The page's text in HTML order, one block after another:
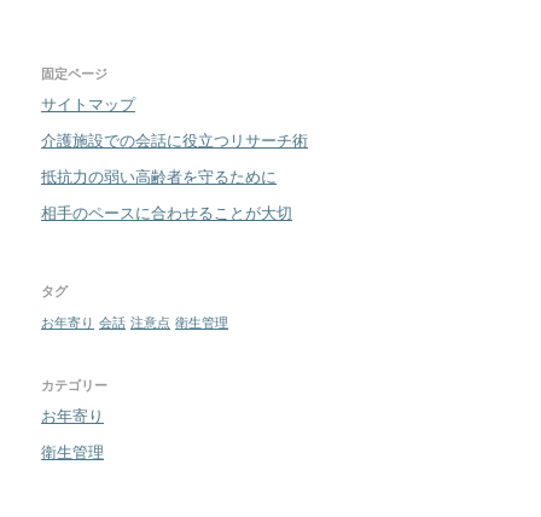
固定ページ
サイトマップ
介護施設での会話に役立つリサーチ術
抵抗力の弱い高齢者を守るために
相手のペースに合わせることが大切
タグ
お年寄り 会話 注意点 衛生管理
カテゴリー
お年寄り
衛生管理